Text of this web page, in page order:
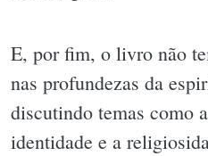
E, por fim, o livro não
nas profundezas da
discutindo temas como
identidade e a